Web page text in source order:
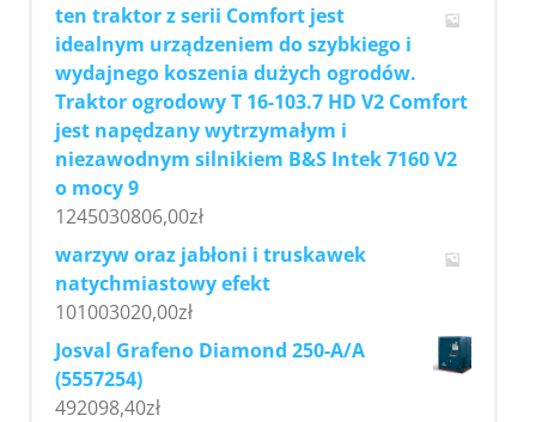
ten traktor z serii Comfort jest
idealnym urządzeniem do szybkiego i
wydajnego koszenia dużych ogrodów.
Traktor ogrodowy T 16-103.7 HD V2 Comfort
jest napędzany wytrzymałym i
niezawodnym silnikiem B&S Intek 7160 V2
o mocy 9
1245030806,00zł
warzyw oraz jabłoni i truskawek
natychmiastowy efekt
101003020,00zł
Josval Grafeno Diamond 250-A/A
(5557254)
492098,40zł